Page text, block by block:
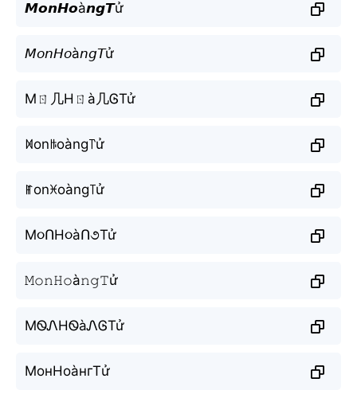
𝙈𝙤𝙣𝙃𝙤à𝙣𝙜𝙏ử
𝘔𝘰𝘯𝘏𝘰à𝘯𝘨𝘛ử
Mㄖ几Hㄖà几ᎶTử
ꁒonꑛoàng꓅ử
ꂵonꁝoàng꓄ử
M૦ՈH૦àՈ૭Tử
𝙼𝚘𝚗𝙷𝚘à𝚗𝚐𝚃ử
MᏫᏁHᏫàᏁᎶTử
МонНоàнгТử